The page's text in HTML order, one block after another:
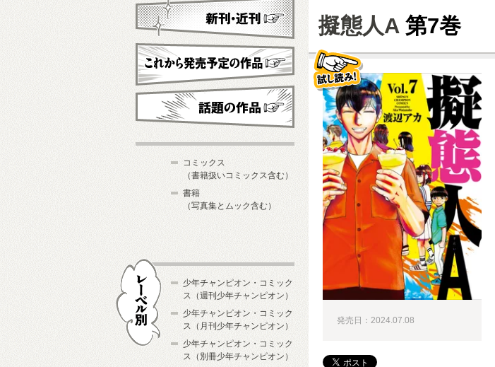
擬態人A第7巻
試し読み！
発売日：2024.07.08
新刊・近刊
これから発売予定
コミックス
（書籍扱いコミックス含む）
書籍
（写真集とムック含む）
少年チャンピオン・コミック
ス（週刊少年チャンピオン）
少年チャンピオン・コミック
ス（月刊少年チャンピオン）
少年チャンピオン・コミック
ス（別冊少年チャンピオン）